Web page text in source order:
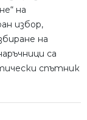
на
избор,
на
са
спътник